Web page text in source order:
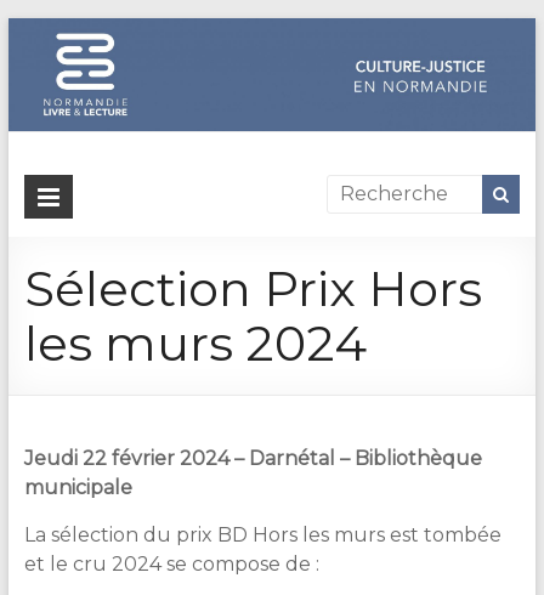
Dispositif
justice
en
Normandie
de
Normandie
Livre
&
Sélection Prix Hors
les murs 2024
Jeudi 22 février 2024 – Darnétal – Bibliothèque
municipale
La sélection du prix BD Hors les murs est tombée
et le cru 2024 se compose de :